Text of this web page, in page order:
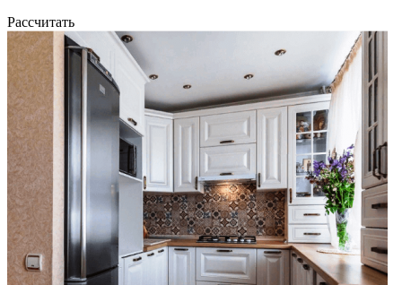
Рассчитать